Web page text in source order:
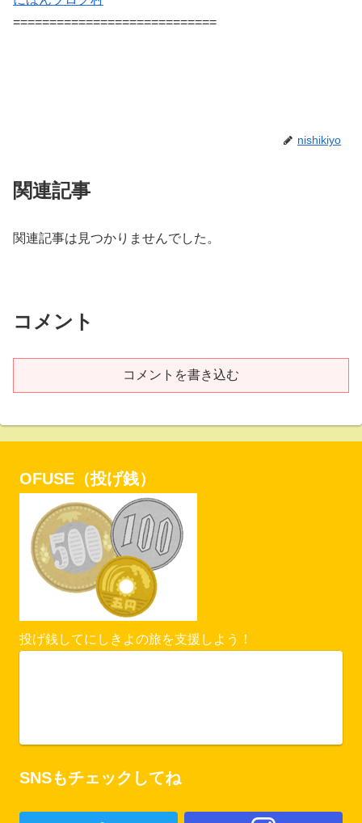
============================
nishikiyo
関連記事
関連記事は見つかりませんでした。
コメント
コメントを書き込む
OFUSE（投げ銭）
投げ銭してにしきよの旅を支援しよう！
SNSもチェックしてね